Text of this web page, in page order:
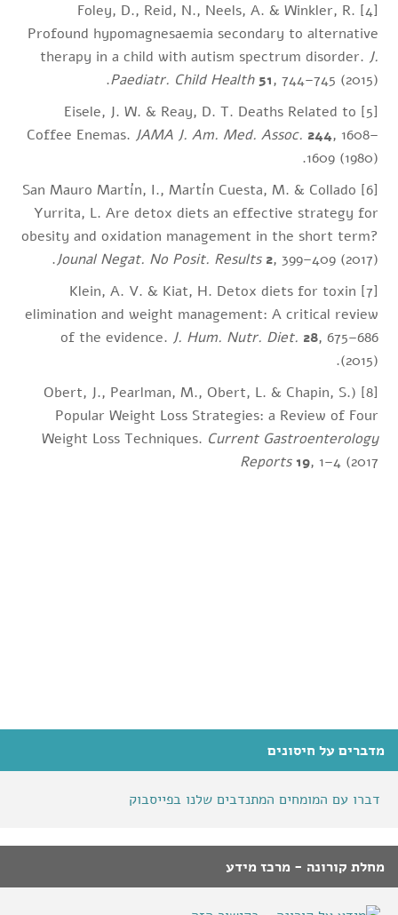
מדברים על חיסונים
דברו עם המומחים המתנדבים שלנו בפייסבוק
מחלת קורונה - מרכז מידע
[4] Foley, D., Reid, N., Neels, A. & Winkler, R.
Profound hypomagnesaemia secondary to alternative
therapy in a child with autism spectrum disorder. J.
Paediatr. Child Health 51, 744–745 (2015).
[5] Eisele, J. W. & Reay, D. T. Deaths Related to
Coffee Enemas. JAMA J. Am. Med. Assoc. 244, 1608–
1609 (1980).
[6] San Mauro Martín, I., Martín Cuesta, M. & Collado
Yurrita, L. Are detox diets an effective strategy for
obesity and oxidation management in the short term?
Jounal Negat. No Posit. Results 2, 399–409 (2017).
[7] Klein, A. V. & Kiat, H. Detox diets for toxin
elimination and weight management: A critical review
of the evidence. J. Hum. Nutr. Diet. 28, 675–686
(2015).
[8] (
Obert, J., Pearlman, M., Obert, L. & Chapin, S.
Popular Weight Loss Strategies: a Review of Four
Weight Loss Techniques. Current Gastroenterology
Reports 19, 1–4 (2017